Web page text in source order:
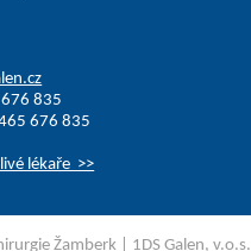
676 835
676 835
lékaře >>
Žamberk | 1DS Galen, v.o.s.